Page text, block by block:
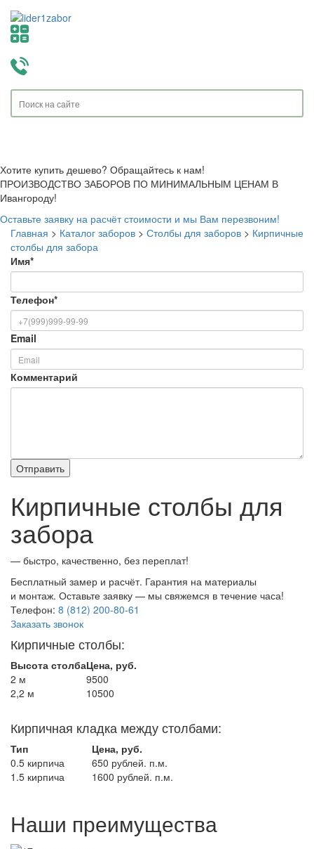
Хотите купить дешево? Обращайтесь к нам!
ПРОИЗВОДСТВО ЗАБОРОВ ПО МИНИМАЛЬНЫМ ЦЕНАМ В
Ивангороду!
Оставьте заявку на расчёт стоимости и мы Вам перезвоним!
Главная > Каталог заборов > Столбы для заборов > Кирпичные
столбы для забора
Имя*
Телефон*
Email
Комментарий
Кирпичные столбы для
забора
— быстро, качественно, без переплат!
Бесплатный замер и расчёт. Гарантия на материалы
и монтаж. Оставьте заявку — мы свяжемся в течение часа!
Телефон: 8 (812) 200-80-61
Заказать звонок
Кирпичные столбы:
Высота столбаЦена, руб.
2 м
9500
2,2 м
10500
Кирпичная кладка между столбами:
Тип
Цена, руб.
0.5 кирпича
650 рублей. п.м.
1.5 кирпича
1600 рублей. п.м.
Наши преимущества